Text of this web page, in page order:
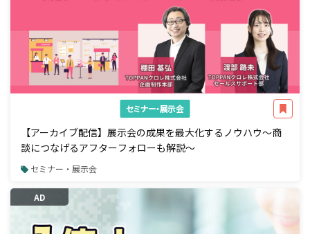
セミナー・展示会
【アーカイブ配信】展示会の成果を最大化するノウハウ～商
談につなげるアフターフォローも解説～
セミナー・展示会
AD